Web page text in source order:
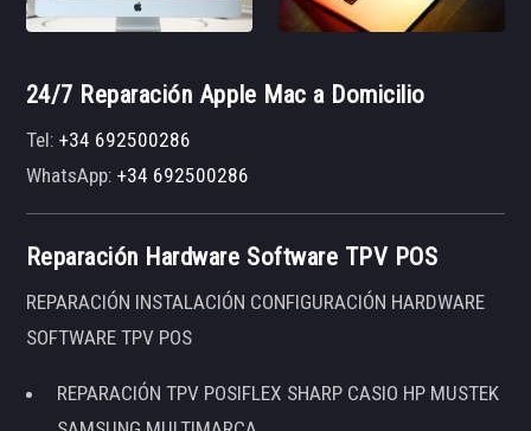
24/7 Reparación Apple Mac a Domicilio
Tel:+34 692500286
WhatsApp:+34 692500286
Reparación Hardware Software TPV POS
REPARACIÓN INSTALACIÓN CONFIGURACIÓN HARDWARE
SOFTWARE TPV POS
REPARACIÓN TPV POSIFLEX SHARP CASIO HP MUSTEK